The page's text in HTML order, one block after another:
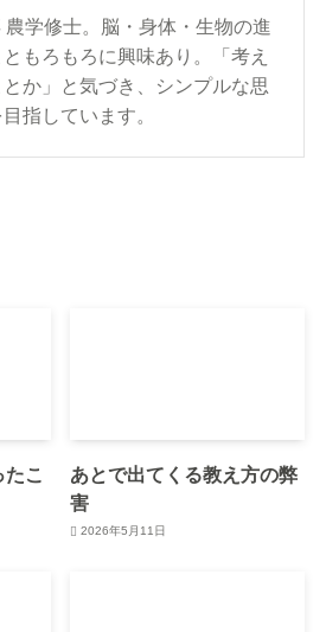
学修士。脳・身体・生物の進
もろもろに興味あり。「考え
か」と気づき、シンプルな思
指しています。
こ
あとで出てくる教え方の弊
害
2026年5月11日